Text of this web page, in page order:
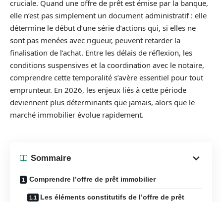
cruciale. Quand une offre de prêt est émise par la banque,
elle n’est pas simplement un document administratif : elle
détermine le début d’une série d’actions qui, si elles ne
sont pas menées avec rigueur, peuvent retarder la
finalisation de l’achat. Entre les délais de réflexion, les
conditions suspensives et la coordination avec le notaire,
comprendre cette temporalité s’avère essentiel pour tout
emprunteur. En 2026, les enjeux liés à cette période
deviennent plus déterminants que jamais, alors que le
marché immobilier évolue rapidement.
Sommaire
Comprendre l’offre de prêt immobilier
Les éléments constitutifs de l’offre de prêt